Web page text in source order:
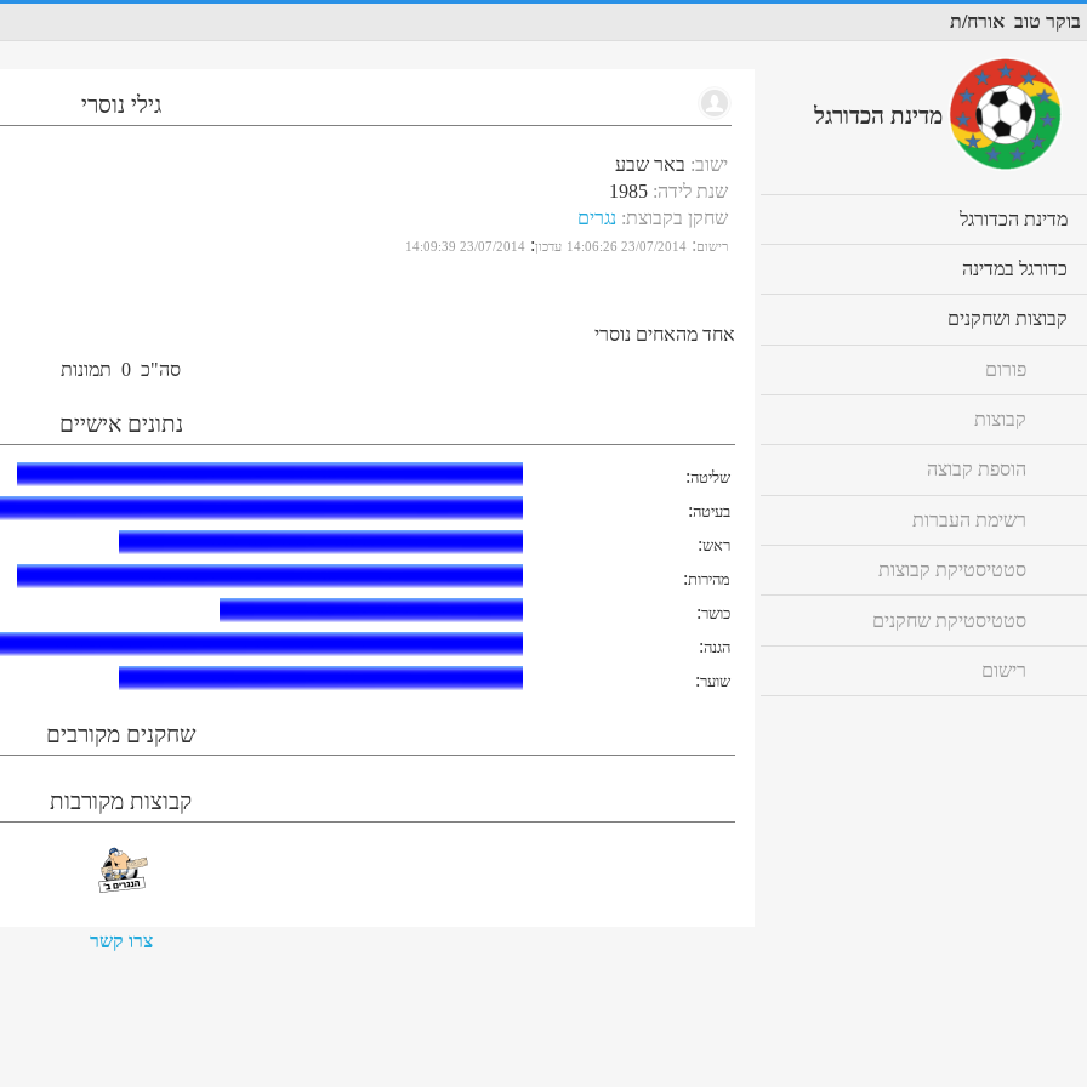
בוקר טוב אורח/ת
גילי נוסרי
ישוב: באר שבע
שנת לידה:
1985
שחקן בקבוצת: נגרים
רישום:
23/07/2014 14:06:26 עדכון:
23/07/2014 14:09:39
אחד מהאחים נוסרי
סה"כ 0 תמונות
נתונים אישיים
שליטה:
בעיטה:
ראש:
מהירות:
כושר:
הגנה:
שוער:
שחקנים מקורבים
קבוצות מקורבות
צרו קשר
מדינת הכדורגל
מדינת הכדורגל
to
כדורגל במדינה
to
קבוצות ושחקנים
to
פורום
קבוצות
הוספת קבוצה
רשימת העברות
סטטיסטיקת קבוצות
סטטיסטיקת שחקנים
רישום